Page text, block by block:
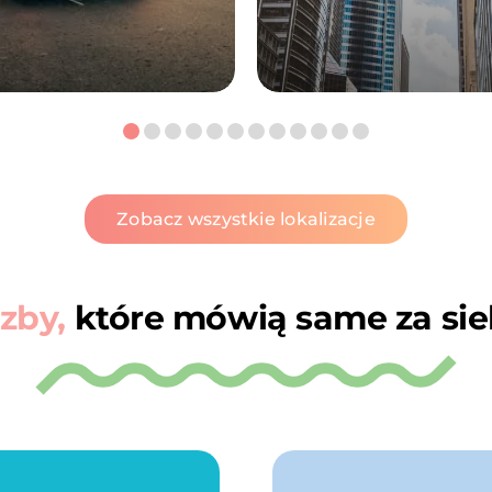
Zobacz wszystkie lokalizacje
które mówią same za